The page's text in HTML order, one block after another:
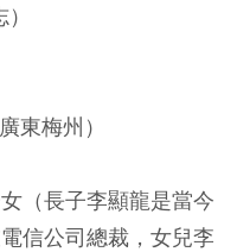
東梅州）
（長子李顯龍是當今
信公司總裁，女兒李